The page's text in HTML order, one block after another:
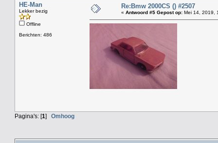
HE-Man
Lekker bezig
Offline
Berichten: 486
Re:Bmw 2000CS () #2507
« Antwoord #5 Gepost op: Mei 14, 2019,
Pagina's: [1] Omhoog